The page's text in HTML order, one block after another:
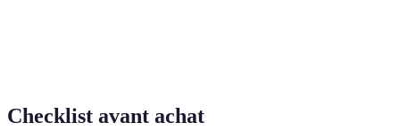
Checklist avant achat